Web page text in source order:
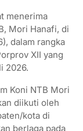
menerima
Mori Hanafi, di
dalam rangka
XII yang
2026.
Koni NTB Mori
diikuti oleh
kota di
berlaga pada